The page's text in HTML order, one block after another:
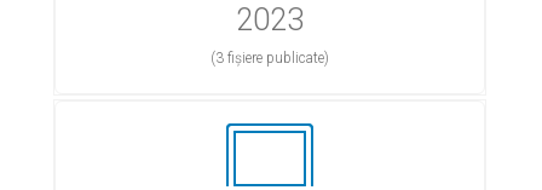
2023
(3 fișiere publicate)